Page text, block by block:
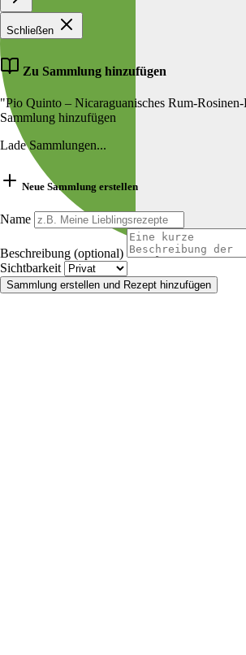
Schließen
Zu Sammlung hinzufügen
"Pio Quinto – Nicaraguanisches Rum-
Sammlung hinzufügen
Lade Sammlungen...
Neue Sammlung erstellen
Name
Beschreibung (optional)
Sichtbarkeit
Sammlung erstellen und Rezept hinzufügen